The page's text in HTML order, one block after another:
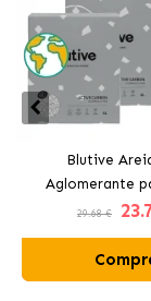
Blutive
Aglomerante
Carvão
29.68 € 23